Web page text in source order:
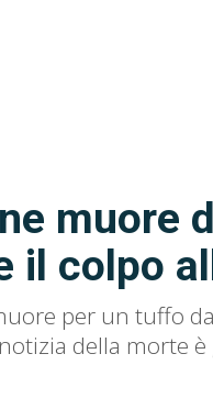
muore
il colpo
per un tuffo
della morte